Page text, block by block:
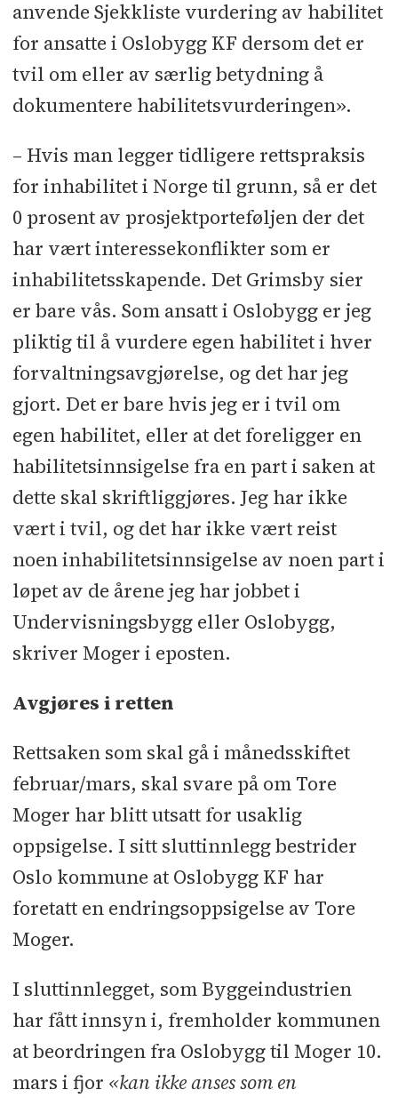
anvende Sjekkliste vurdering av habilitet
for ansatte i Oslobygg KF dersom det er
tvil om eller av særlig betydning å
dokumentere habilitetsvurderingen».
– Hvis man legger tidligere rettspraksis
for inhabilitet i Norge til grunn, så er det
0 prosent av prosjektporteføljen der det
har vært interessekonflikter som er
inhabilitetsskapende. Det Grimsby sier
er bare vås. Som ansatt i Oslobygg er jeg
pliktig til å vurdere egen habilitet i hver
forvaltningsavgjørelse, og det har jeg
gjort. Det er bare hvis jeg er i tvil om
egen habilitet, eller at det foreligger en
habilitetsinnsigelse fra en part i saken at
dette skal skriftliggjøres. Jeg har ikke
vært i tvil, og det har ikke vært reist
noen inhabilitetsinnsigelse av noen part i
løpet av de årene jeg har jobbet i
Undervisningsbygg eller Oslobygg,
skriver Moger i eposten.
Avgjøres i retten
Rettsaken som skal gå i månedsskiftet
februar/mars, skal svare på om Tore
Moger har blitt utsatt for usaklig
oppsigelse. I sitt sluttinnlegg bestrider
Oslo kommune at Oslobygg KF har
foretatt en endringsoppsigelse av Tore
Moger.
I sluttinnlegget, som Byggeindustrien
har fått innsyn i, fremholder kommunen
at beordringen fra Oslobygg til Moger 10.
mars i fjor «kan ikke anses som en